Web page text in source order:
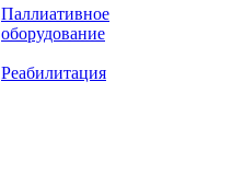
Паллиативное
оборудование
Реабилитация